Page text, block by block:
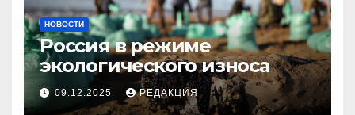
НОВОСТИ
Россия в режиме
экологического износа
09.12.2025 РЕДАКЦИЯ